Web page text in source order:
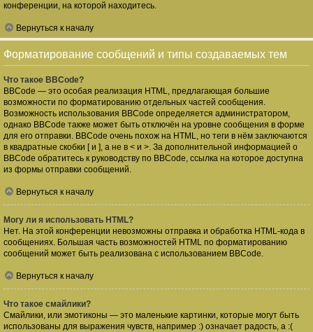
конференции, на которой находитесь.
Вернуться к началу
Форматирование сообщений и типы создаваемых тем
Что такое BBCode?
BBCode — это особая реализация HTML, предлагающая большие
возможности по форматированию отдельных частей сообщения.
Возможность использования BBCode определяется администратором,
однако BBCode также может быть отключён на уровне сообщения в форме
для его отправки. BBCode очень похож на HTML, но теги в нём заключаются
в квадратные скобки [ и ], а не в < и >. За дополнительной информацией о
BBCode обратитесь к руководству по BBCode, ссылка на которое доступна
из формы отправки сообщений.
Вернуться к началу
Могу ли я использовать HTML?
Нет. На этой конференции невозможны отправка и обработка HTML-кода в
сообщениях. Большая часть возможностей HTML по форматированию
сообщений может быть реализована с использованием BBCode.
Вернуться к началу
Что такое смайлики?
Смайлики, или эмотиконы — это маленькие картинки, которые могут быть
использованы для выражения чувств, например :) означает радость, а :(